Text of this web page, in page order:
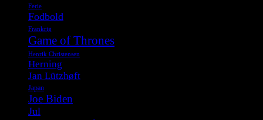
Ferie
Fodbold
Frankrig
Game of Thrones
Henrik Christensen
Herning
Jan Lützhøft
Japan
Joe Biden
Jul